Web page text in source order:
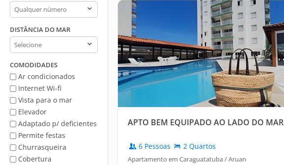
Máximo
de
pessoas
DISTÂNCIA DO MAR
Distância
do
Mar
COMODIDADES
Ar condicionados
Internet Wi-fi
Vista para o mar
Elevador
Adaptado p/ deficientes
Permite festas
Churrasqueira
Cobertura
APTO BEM EQUIPADO AO LADO DO MAR
6 Pessoas 2 Quartos
Apartamento em Caraguatatuba / Aruan